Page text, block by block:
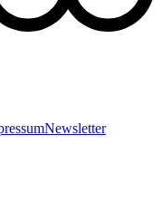
Newsletter